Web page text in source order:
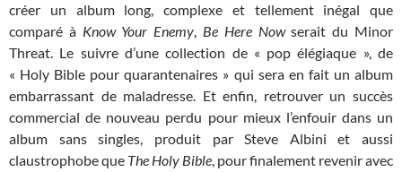
créer un album long, complexe et tellement inégal que
comparé àKnow Your Enemy, Be Here Nowserait du Minor
Threat. Le suivre d’une collection de « pop élégiaque », de
« Holy Bible pour quarantenaires » qui sera en fait un album
embarrassant de maladresse. Et enfin, retrouver un succès
commercial de nouveau perdu pour mieux l’enfouir dans un
album sans singles, produit par Steve Albini et aussi
claustrophobe que The Holy Bible, pour finalement revenir avec